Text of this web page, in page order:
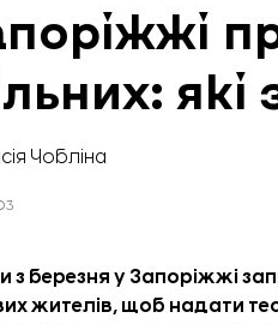
Чобліна
з березня у Запоріжжі
жителів, щоб надати